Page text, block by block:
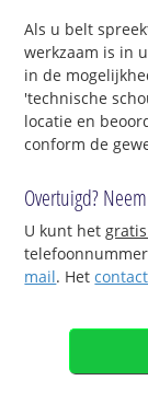
Als u belt
werkzaam is in
in de
'technische
locatie en
conform de
Overtuigd?
U kunt het
mail. Het